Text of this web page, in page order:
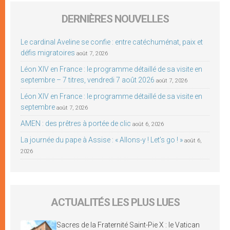
DERNIÈRES NOUVELLES
Le cardinal Aveline se confie : entre catéchuménat, paix et
défis migratoires août 7, 2026
Léon XIV en France : le programme détaillé de sa visite en
septembre – 7 titres, vendredi 7 août 2026 août 7, 2026
Léon XIV en France : le programme détaillé de sa visite en
septembre août 7, 2026
AMEN : des prêtres à portée de clic août 6, 2026
La journée du pape à Assise : « Allons-y ! Let’s go ! » août 6,
2026
ACTUALITÉS LES PLUS LUES
Sacres de la Fraternité Saint-Pie X : le Vatican